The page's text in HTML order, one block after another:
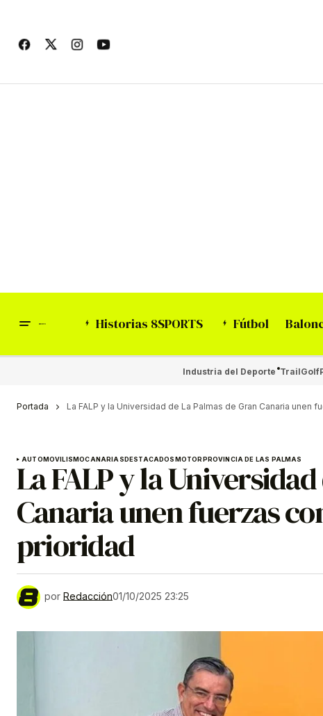
Historias 8SPORTS Fútbol
Industria del Deporte TrailGolf
Portada La FALP y la Universidad de La Palmas de Gran Canaria unen
AUTOMOVILISMOCANARIASDESTACADOSMOTORPROVINCIA DE LAS PALMAS
La FALP y la
Canaria unen fuerzas
prioridad
por Redacción01/10/2025 23:25